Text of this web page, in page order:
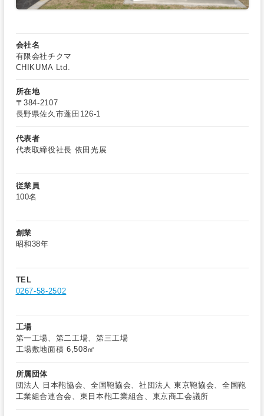
会社名
有限会社チクマ
CHIKUMA Ltd.
所在地
〒384-2107
長野県佐久市蓬田126-1
代表者
代表取締役社長 依田光展
従業員
100名
創業
昭和38年
TEL
0267-58-2502
工場
第一工場、第二工場、第三工場
工場敷地面積 6,508㎡
所属団体
団法人 日本鞄協会、全国鞄協会、社団法人 東京鞄協会、全国鞄
工業組合連合会、東日本鞄工業組合、東京商工会議所